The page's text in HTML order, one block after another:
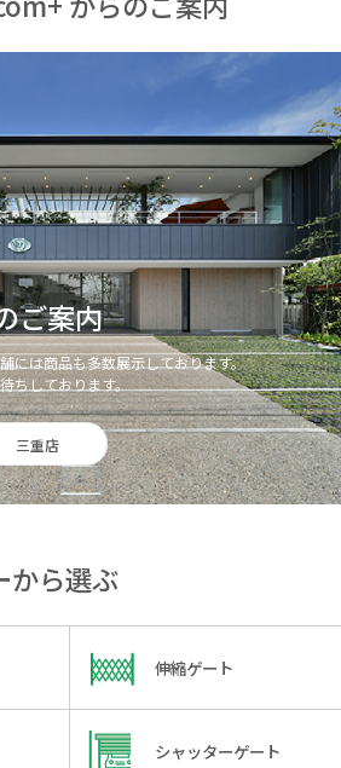
ご案内
には商品も多数展示しております。
ちしております。
三重店
から選ぶ
伸縮ゲート
シャッターゲート